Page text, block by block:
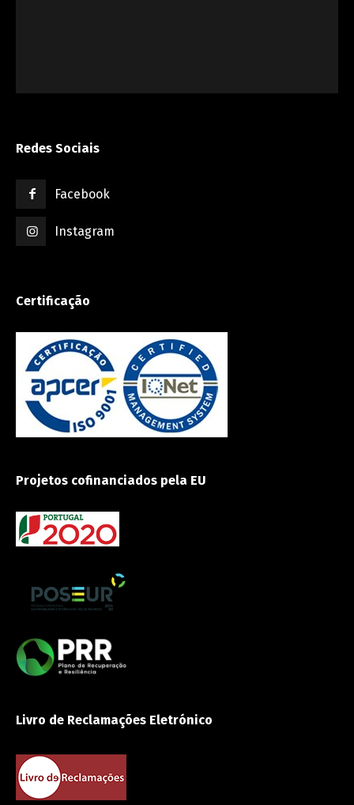
Redes Sociais
Facebook
Instagram
Certificação
Projetos cofinanciados pela EU
Livro de Reclamações Eletrónico